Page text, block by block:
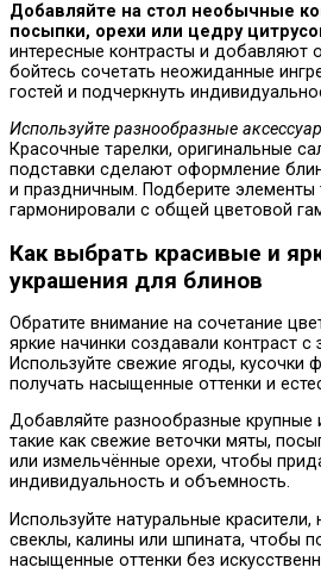
Добавляйте на стол необычные
посыпки, орехи или цедру
интересные контрасты и добавляют
бойтесь сочетать неожиданные
гостей и подчеркнуть
Используйте разнообразные
Красочные тарелки, оригинальные
подставки сделают оформление
и праздничным. Подберите элементы
гармонировали с общей цветовой
Как выбрать красивые и
украшения для блинов
Обратите внимание на сочетание
яркие начинки создавали контраст
Используйте свежие ягоды, кусочки
получать насыщенные оттенки и
Добавляйте разнообразные крупные
такие как свежие веточки мяты,
или измельчённые орехи, чтобы
индивидуальность и объемность.
Используйте натуральные
свеклы, калины или шпината, чтобы
насыщенные оттенки без